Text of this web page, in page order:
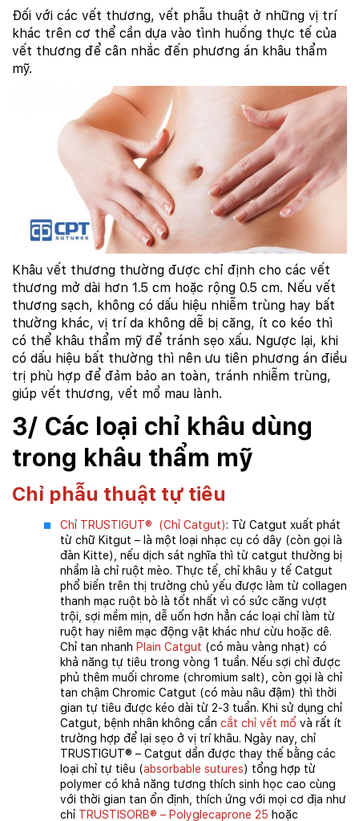
Đối với các vết thương, vết phẫu thuật ở những vị trí
khác trên cơ thể cần dựa vào tình huống thực tế của
vết thương để cân nhắc đến phương án khâu thẩm
mỹ.
Khâu vết thương thường được chỉ định cho các vết
thương mở dài hơn 1.5 cm hoặc rộng 0.5 cm. Nếu vết
thương sạch, không có dấu hiệu nhiễm trùng hay bất
thường khác, vị trí da không dễ bị căng, ít co kéo thì
có thể khâu thẩm mỹ để tránh sẹo xấu. Ngược lại, khi
có dấu hiệu bất thường thì nên ưu tiên phương án điều
trị phù hợp để đảm bảo an toàn, tránh nhiễm trùng,
giúp vết thương, vết mổ mau lành.
3/ Các loại chỉ khâu dùng
trong khâu thẩm mỹ
Chỉ phẫu thuật tự tiêu
Chỉ TRUSTIGUT® (Chỉ Catgut): Từ Catgut xuất phát
từ chữ Kitgut – là một loại nhạc cụ có dây (còn gọi là
đàn Kitte), nếu dịch sát nghĩa thì từ catgut thường bị
nhầm là chỉ ruột mèo. Thực tế, chỉ khâu y tế Catgut
phổ biến trên thị trường chủ yếu được làm từ collagen
thanh mạc ruột bò là tốt nhất vì có sức căng vượt
trội, sợi mềm mịn, dễ uốn hơn hẳn các loại chỉ làm từ
ruột hay niêm mạc động vật khác như cừu hoặc dê.
Chỉ tan nhanh Plain Catgut (có màu vàng nhạt) có
khả năng tự tiêu trong vòng 1 tuần. Nếu sợi chỉ được
phủ thêm muối chrome (chromium salt), còn gọi là chỉ
tan chậm Chromic Catgut (có màu nâu đậm) thì thời
gian tự tiêu được kéo dài từ 2-3 tuần. Khi sử dụng chỉ
Catgut, bệnh nhân không cần cắt chỉ vết mổ và rất ít
trường hợp để lại sẹo ở vị trí khâu. Ngày nay, chỉ
TRUSTIGUT® – Catgut dần được thay thế bằng các
loại chỉ tự tiêu (absorbable sutures) tổng hợp từ
polymer có khả năng tương thích sinh học cao cùng
với thời gian tan ổn định, thích ứng với mọi cơ địa như
chỉ TRUSTISORB® – Polyglecaprone 25 hoặc